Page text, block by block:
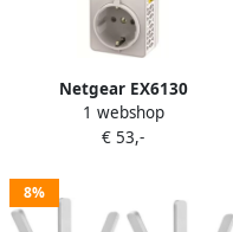
Netgear EX6130
1 webshop
€ 53,-
8%